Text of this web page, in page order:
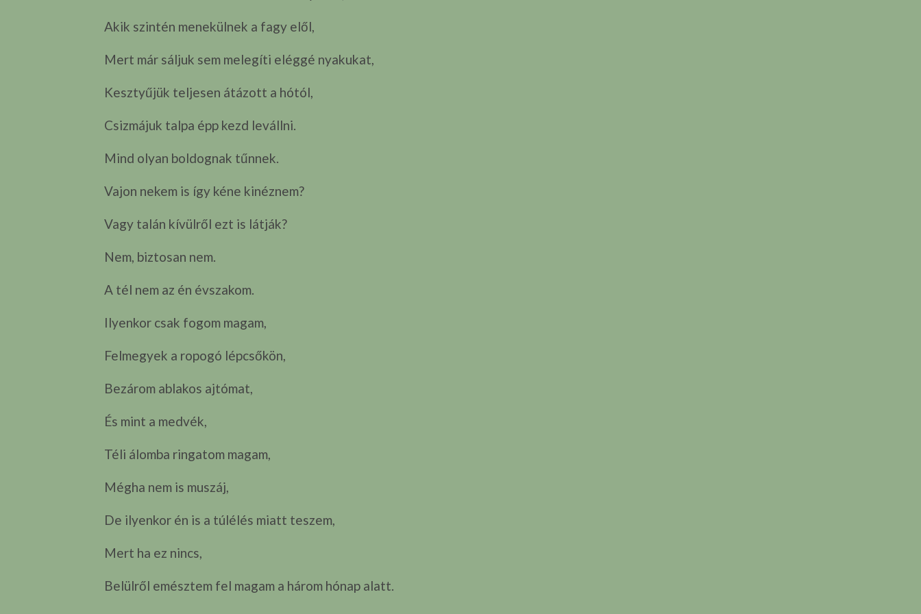
Akik szintén menekülnek a fagy elől,
Mert már sáljuk sem melegíti eléggé nyakukat,
Kesztyűjük teljesen átázott a hótól,
Csizmájuk talpa épp kezd levállni.
Mind olyan boldognak tűnnek.
Vajon nekem is így kéne kinéznem?
Vagy talán kívülről ezt is látják?
Nem, biztosan nem.
A tél nem az én évszakom.
Ilyenkor csak fogom magam,
Felmegyek a ropogó lépcsőkön,
Bezárom ablakos ajtómat,
És mint a medvék,
Téli álomba ringatom magam,
Mégha nem is muszáj,
De ilyenkor én is a túlélés miatt teszem,
Mert ha ez nincs,
Belülről emésztem fel magam a három hónap alatt.